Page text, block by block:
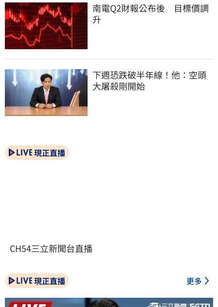
南電Q2財報公布後　目標價調
升
下週恐跌破半年線！他：空頭
大屠殺剛開始
現正直播
CH54三立新聞台直播
現正直播 更多